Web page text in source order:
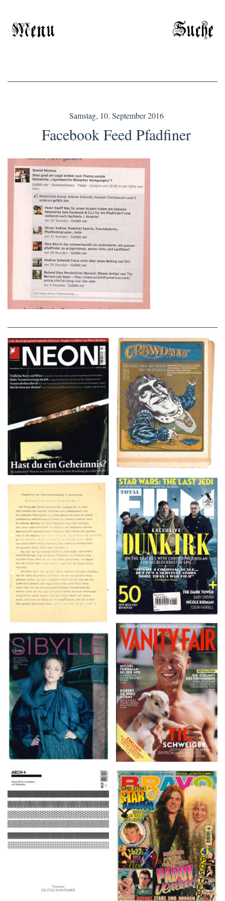
Menu Suche
Samstag, 10. September 2016
Facebook Feed Pfadfiner
NEON – OKTOBER
2008
Crawdaddy – June/11/72
TOTAL FILM #260 –
SUMMER 2017
Flugblätter der Weissen
Rose – V, Januar 1943
VANITY FAIR – Nr. 7 –
8. Februar 2007
SIBYLLE 6/89
ARCH+ Nr. 226, Herbst
2016
BRAVO – Nr. 8, 13. Febr.
1997